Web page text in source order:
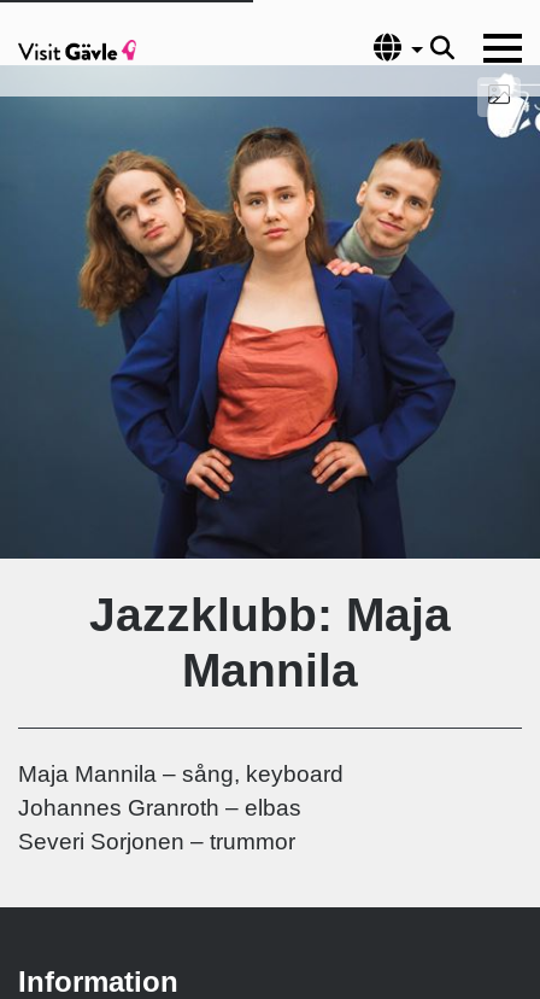
Språk
Jazzklubb: Maja
Mannila
Maja Mannila – sång, keyboard
Johannes Granroth – elbas
Severi Sorjonen – trummor
Information